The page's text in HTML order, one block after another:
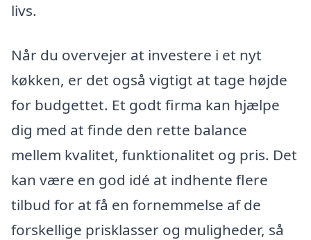
livs.
Når du overvejer at investere i et nyt
køkken, er det også vigtigt at tage højde
for budgettet. Et godt firma kan hjælpe
dig med at finde den rette balance
mellem kvalitet, funktionalitet og pris. Det
kan være en god idé at indhente flere
tilbud for at få en fornemmelse af de
forskellige prisklasser og muligheder, så